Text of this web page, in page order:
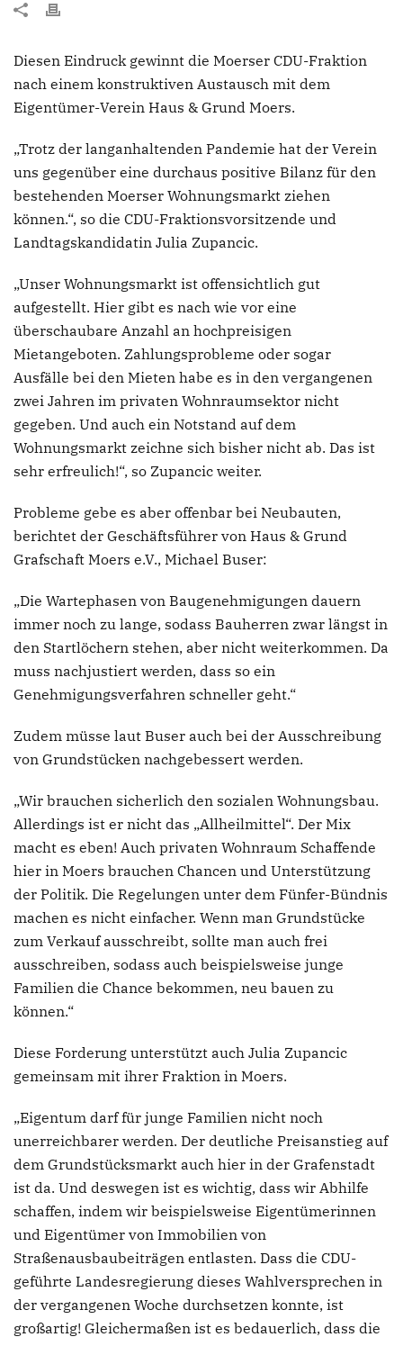
Diesen Eindruck gewinnt die Moerser CDU-Fraktion
nach einem konstruktiven Austausch mit dem
Eigentümer-Verein Haus & Grund Moers.
„Trotz der langanhaltenden Pandemie hat der Verein
uns gegenüber eine durchaus positive Bilanz für den
bestehenden Moerser Wohnungsmarkt ziehen
können.“, so die CDU-Fraktionsvorsitzende und
Landtagskandidatin Julia Zupancic.
„Unser Wohnungsmarkt ist offensichtlich gut
aufgestellt. Hier gibt es nach wie vor eine
überschaubare Anzahl an hochpreisigen
Mietangeboten. Zahlungsprobleme oder sogar
Ausfälle bei den Mieten habe es in den vergangenen
zwei Jahren im privaten Wohnraumsektor nicht
gegeben. Und auch ein Notstand auf dem
Wohnungsmarkt zeichne sich bisher nicht ab. Das ist
sehr erfreulich!“, so Zupancic weiter.
Probleme gebe es aber offenbar bei Neubauten,
berichtet der Geschäftsführer von Haus & Grund
Grafschaft Moers e.V., Michael Buser:
„Die Wartephasen von Baugenehmigungen dauern
immer noch zu lange, sodass Bauherren zwar längst in
den Startlöchern stehen, aber nicht weiterkommen. Da
muss nachjustiert werden, dass so ein
Genehmigungsverfahren schneller geht.“
Zudem müsse laut Buser auch bei der Ausschreibung
von Grundstücken nachgebessert werden.
„Wir brauchen sicherlich den sozialen Wohnungsbau.
Allerdings ist er nicht das „Allheilmittel“. Der Mix
macht es eben! Auch privaten Wohnraum Schaffende
hier in Moers brauchen Chancen und Unterstützung
der Politik. Die Regelungen unter dem Fünfer-Bündnis
machen es nicht einfacher. Wenn man Grundstücke
zum Verkauf ausschreibt, sollte man auch frei
ausschreiben, sodass auch beispielsweise junge
Familien die Chance bekommen, neu bauen zu
können.“
Diese Forderung unterstützt auch Julia Zupancic
gemeinsam mit ihrer Fraktion in Moers.
„Eigentum darf für junge Familien nicht noch
unerreichbarer werden. Der deutliche Preisanstieg auf
dem Grundstücksmarkt auch hier in der Grafenstadt
ist da. Und deswegen ist es wichtig, dass wir Abhilfe
schaffen, indem wir beispielsweise Eigentümerinnen
und Eigentümer von Immobilien von
Straßenausbaubeiträgen entlasten. Dass die CDU-
geführte Landesregierung dieses Wahlversprechen in
der vergangenen Woche durchsetzen konnte, ist
großartig! Gleichermaßen ist es bedauerlich, dass die